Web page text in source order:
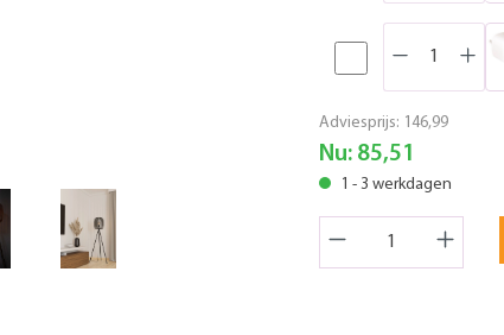
Adviesprijs: 146,99
Nu: 85,51
1 - 3 werkdagen